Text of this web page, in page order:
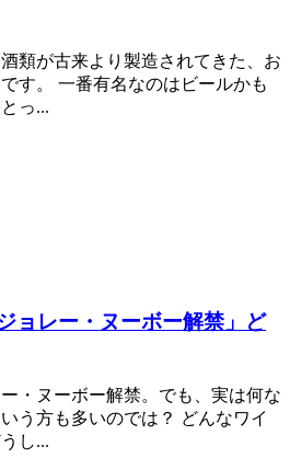
類が古来より製造されてきた、お
す。 一番有名なのはビールかも
っ...
ョレー・ヌーボー解禁」ど
・ヌーボー解禁。でも、実は何な
う方も多いのでは？ どんなワイ
し...